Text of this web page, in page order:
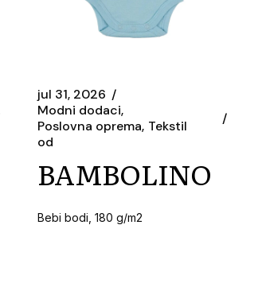
jul 31, 2026
Modni dodaci
Poslovna oprema Tekstil
od
BAMBOLINO
Bebi bodi, 180 g/m2